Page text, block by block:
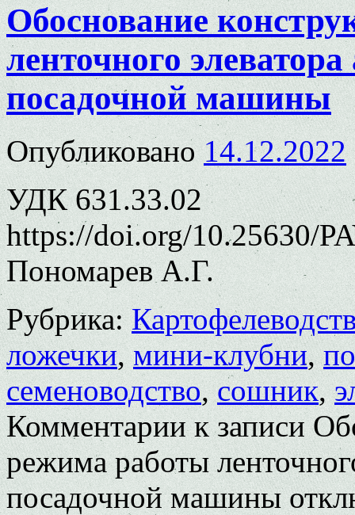
Обоснование
ленточного
посадочной машины
Опубликовано 14.12.2022
УДК 631.33.02
https://doi.org/10.25630/
Пономарев А.Г.
Рубрика:
ложечки,мини-клубни,
семеноводство,сошник,
Комментариик записи
режима работы
посадочной машины